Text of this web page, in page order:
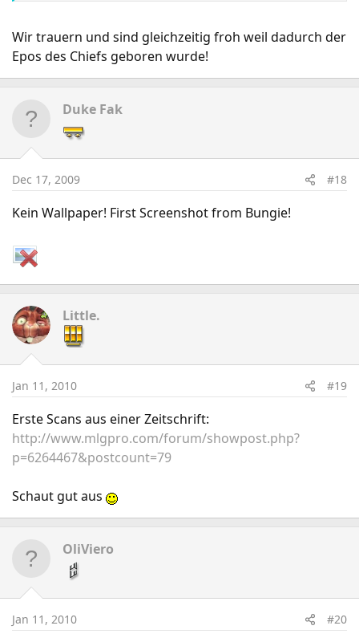
Wir trauern und sind gleichzeitig froh weil dadurch der
Epos des Chiefs geboren wurde!
Duke Fak
Dec 17, 2009 #18
Kein Wallpaper! First Screenshot from Bungie!
Little.
Jan 11, 2010 #19
Erste Scans aus einer Zeitschrift:
http://www.mlgpro.com/forum/showpost.php?
p=6264467&postcount=79
Schaut gut aus
OliViero
Jan 11, 2010 #20